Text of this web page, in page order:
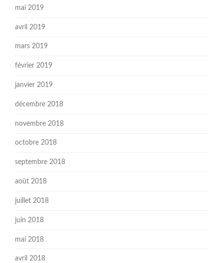
mai 2019
avril 2019
mars 2019
février 2019
janvier 2019
décembre 2018
novembre 2018
octobre 2018
septembre 2018
août 2018
juillet 2018
juin 2018
mai 2018
avril 2018